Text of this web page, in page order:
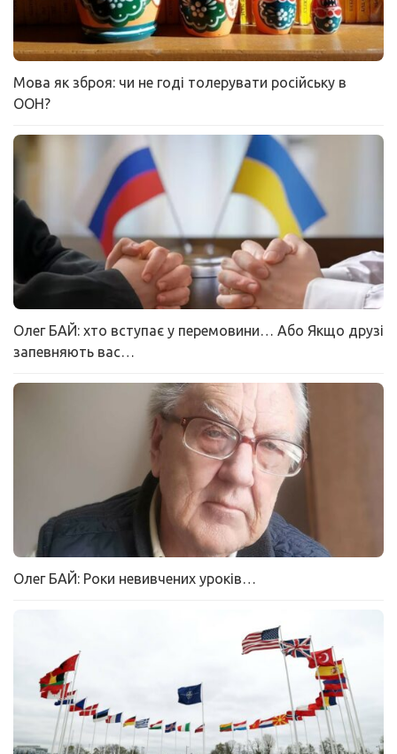
Мова як зброя: чи не годі толерувати російську в
ООН?
Олег БАЙ: хто вступає у перемовини… Або Якщо друзі
запевняють вас…
Олег БАЙ: Роки невивчених уроків…